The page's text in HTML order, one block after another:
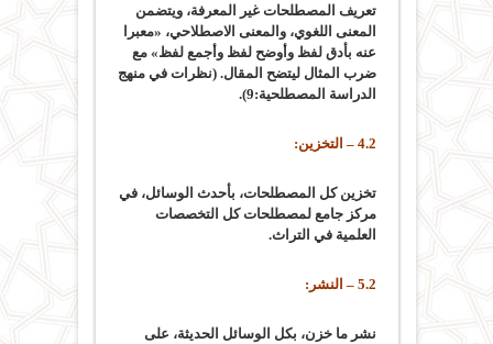
تعريف المصطلحات غير المعرفة، ويتضمن
المعنى اللغوي، والمعنى الاصطلاحي، «معبرا
عنه بأدق لفظ وأوضح لفظ وأجمع لفظ» مع
ضرب المثال ليتضح المقال. (نظرات في منهج
الدراسة المصطلحية:9).
4.2 – التخزين:
تخزين كل المصطلحات، بأحدث الوسائل، في
مركز جامع لمصطلحات كل التخصصات
العلمية في التراث.
5.2 – النشر:
نشر ما خزن، بكل الوسائل الحديثة، على